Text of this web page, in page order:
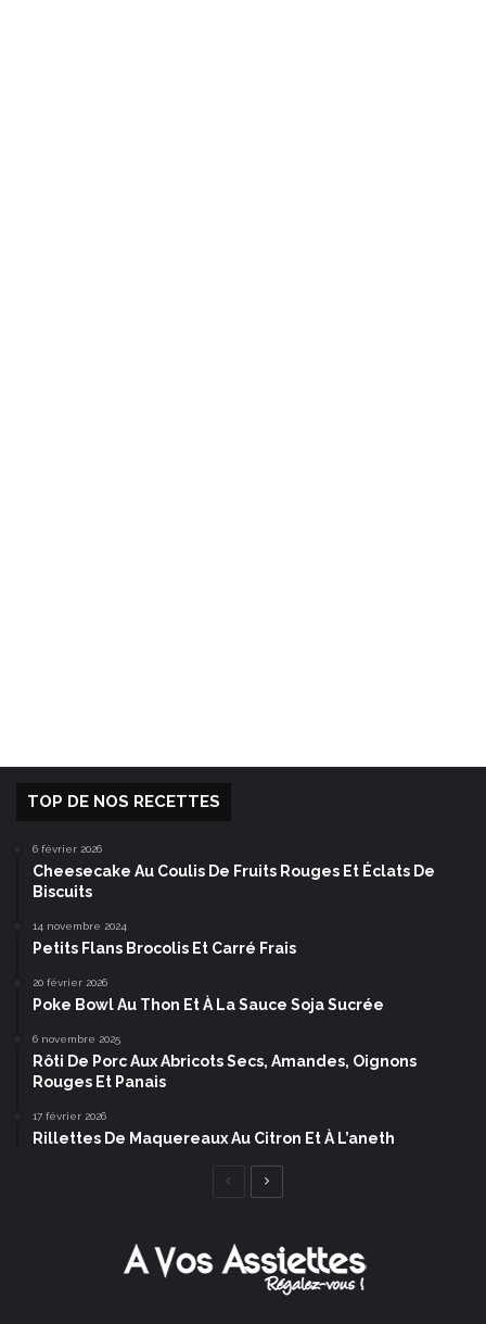
TOP DE NOS RECETTES
6 février 2026
Cheesecake Au Coulis De Fruits Rouges Et Éclats De
Biscuits
14 novembre 2024
Petits Flans Brocolis Et Carré Frais
20 février 2026
Poke Bowl Au Thon Et À La Sauce Soja Sucrée
6 novembre 2025
Rôti De Porc Aux Abricots Secs, Amandes, Oignons
Rouges Et Panais
17 février 2026
Rillettes De Maquereaux Au Citron Et À L’aneth
Page